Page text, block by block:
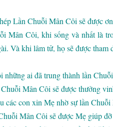
Lần Chuỗi Mân Côi sẽ được
Mân Côi, khi sống và nhất là
Và khi lâm tử, họ sẽ được
những ai đã trung thành lần
Mân Côi sẽ được thưởng
các con xin Mẹ nhờ sự lần
Mân Côi sẽ được Mẹ giúp